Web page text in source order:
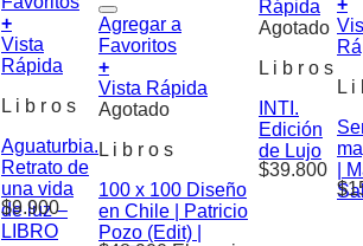
+
Vista
Rápida
L i b r o s
Aguaturbia.
Retrato de
una vida
de luz –
LIBRO
$9.900
Agregar a
Favoritos
+
Vista Rápida
Agotado
L i b r o s
100 x 100 Diseño
en Chile | Patricio
Pozo (Edit) |
Rápida
Agotado
L i b r o s
INTI.
Edición
de Lujo
$39.800
L i
|
$